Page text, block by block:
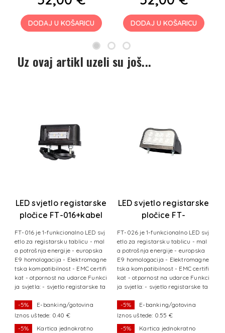
DODAJ U KOŠARICU DODAJ U KOŠARICU
Uz ovaj artikl uzeli su još...
LED svjetlo registarske
pločice FT-016+kabel
FT-016 je 1-funkcionalno LED svj
etlo za registarsku tablicu - mal
a potrošnja energije - europska
E9 homologacija - Elektromagne
tska kompatibilnost - EMC certifi
kat - otpornost na udarce Funkci
ja svjetla: - svjetlo registarske ta
-5%
E-banking/gotovina
Iznos uštede: 0.40 €
-5%
Kartica jednokratno
LED svjetlo registarske
pločice FT-
spojnica
FT-026 je 1-funkcionalno LED svj
etlo za registarsku tablicu - mal
a potrošnja energije - europska
E9 homologacija - Elektromagne
tska kompatibilnost - EMC certifi
kat - otpornost na udarce Funkci
ja svjetla: - svjetlo registarske ta
-5%
E-banking/gotovina
Iznos uštede: 0.55 €
-5%
Kartica jednokratno